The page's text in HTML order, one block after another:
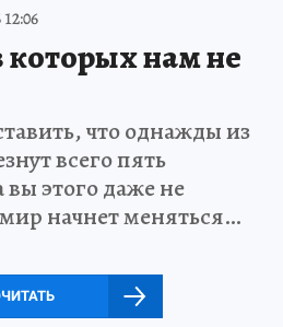
нам не
что однажды из
всего пять
этого даже не
начнет меняться…